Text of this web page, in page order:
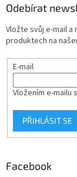
Odebírat
Vložte svůj e-mail
produktech na
E-mail
Vložením e-mailu
PŘIHLÁSIT SE
Facebook